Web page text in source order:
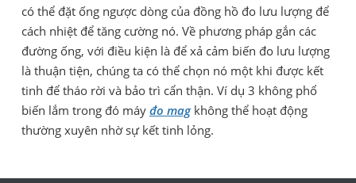
có thể đặt ống ngược dòng của đồng hồ đo lưu lượng để
cách nhiệt để tăng cường nó. Về phương pháp gắn các
đường ống, với điều kiện là để xả cảm biến đo lưu lượng
là thuận tiện, chúng ta có thể chọn nó một khi được kết
tinh để tháo rời và bảo trì cẩn thận. Ví dụ 3 không phổ
biến lắm trong đó máy đo magkhông thể hoạt động
thường xuyên nhờ sự kết tinh lỏng.